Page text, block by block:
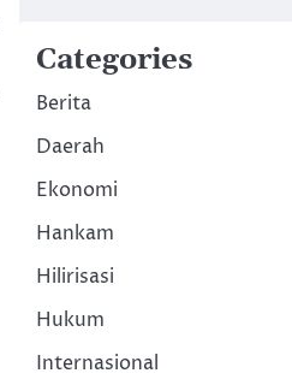
Categories
Berita
Daerah
Ekonomi
Hankam
Hilirisasi
Hukum
Internasional